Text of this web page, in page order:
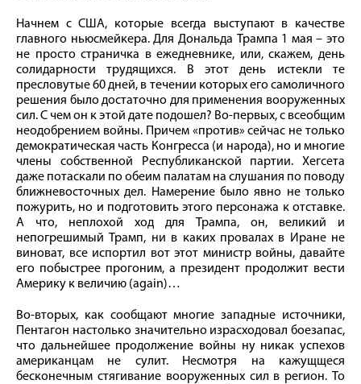
Начнем с США, которые всегда выступают в качестве
главного ньюсмейкера. Для Дональда Трампа 1 мая – это
не просто страничка в ежедневнике, или, скажем, день
солидарности трудящихся. В этот день истекли те
пресловутые 60 дней, в течении которых его самоличного
решения было достаточно для применения вооруженных
сил. С чем он к этой дате подошел? Во-первых, с всеобщим
неодобрением войны. Причем «против» сейчас не только
демократическая часть Конгресса (и народа), но и многие
члены собственной Республиканской партии. Хегсета
даже потаскали по обеим палатам на слушания по поводу
ближневосточных дел. Намерение было явно не только
пожурить, но и подготовить этого персонажа к отставке.
А что, неплохой ход для Трампа, он, великий и
непогрешимый Трамп, ни в каких провалах в Иране не
виноват, все испортил вот этот министр войны, давайте
его побыстрее прогоним, а президент продолжит вести
Америку к величию (again)…
Во-вторых, как сообщают многие западные источники,
Пентагон настолько значительно израсходовал боезапас,
что дальнейшее продолжение войны ну никак успехов
американцам не сулит. Несмотря на кажущщеся
бесконечным стягивание вооруженных сил в регион. То